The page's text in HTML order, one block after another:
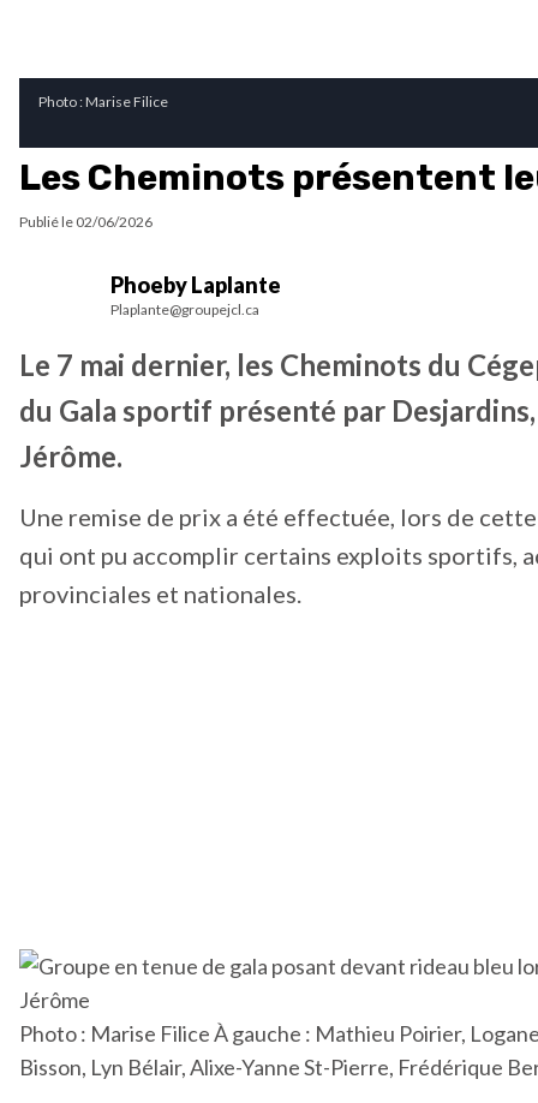
Photo : Marise Filice
Les Cheminots présentent
Publié le 02/06/2026
Phoeby Laplante
Plaplante@groupejcl.ca
Le 7 mai dernier, les Cheminots du
du Gala sportif présenté par
Jérôme.
Une remise de prix a été effectuée, lors de
qui ont pu accomplir certains exploits sportifs,
provinciales et nationales.
Photo : Marise Filice À gauche : Mathieu Poirier,
Bisson, Lyn Bélair, Alixe-Yanne St-Pierre, Frédérique